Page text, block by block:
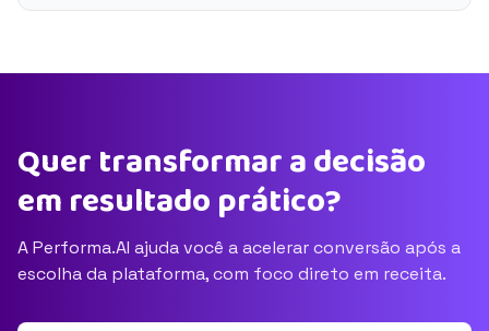
Quer transformar a decisão
em resultado prático?
A Performa.AI ajuda você a acelerar conversão após a
escolha da plataforma, com foco direto em receita.